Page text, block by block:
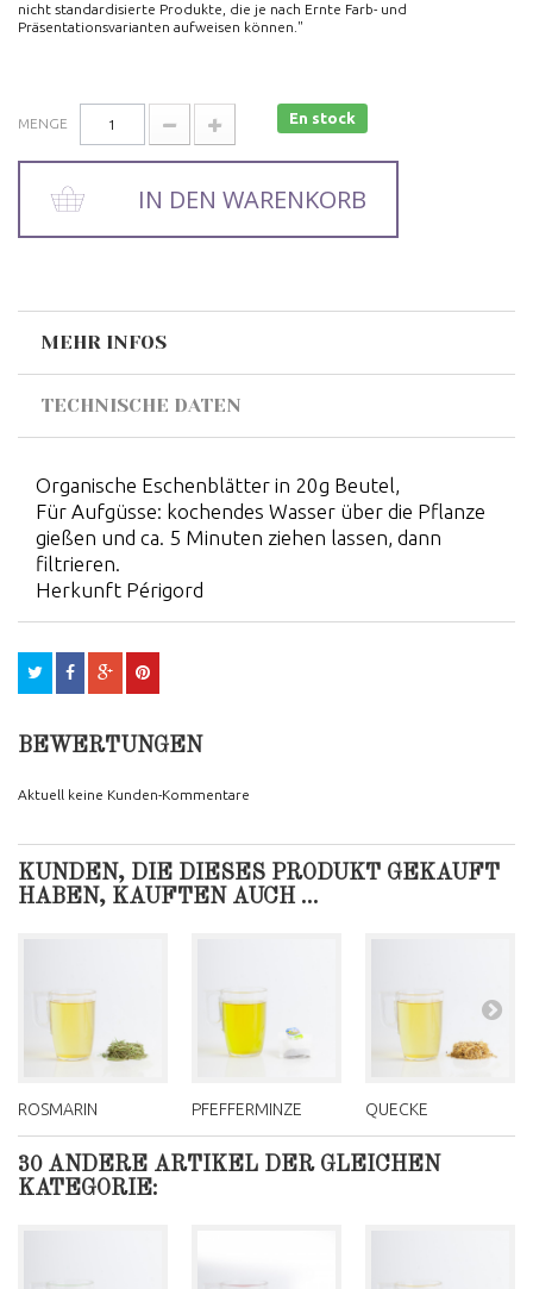
nicht standardisierte Produkte, die je nach Ernte Farb- und
Präsentationsvarianten aufweisen können."
MENGE En stock
IN DEN WARENKORB
MEHR INFOS
TECHNISCHE DATEN
Organische Eschenblätter in 20g Beutel,
Für Aufgüsse: kochendes Wasser über die Pflanze
gießen und ca. 5 Minuten ziehen lassen, dann
filtrieren.
Herkunft Périgord
BEWERTUNGEN
Aktuell keine Kunden-Kommentare
KUNDEN, DIE DIESES PRODUKT GEKAUFT
HABEN, KAUFTEN AUCH ...
ROSMARIN PFEFFERMINZE QUECKE
30 ANDERE ARTIKEL DER GLEICHEN
KATEGORIE: